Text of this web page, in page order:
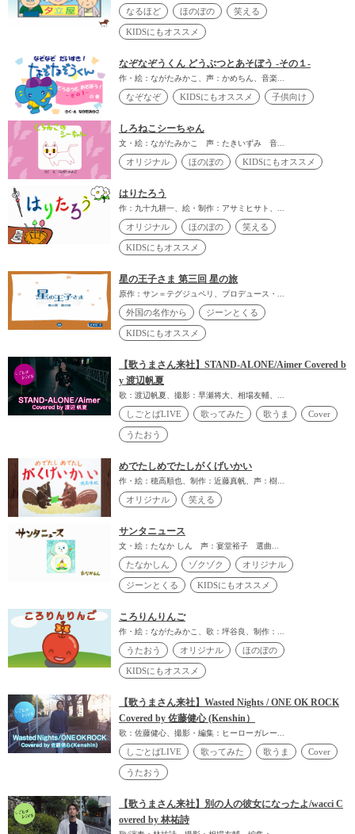
なるほど ほのぼの 笑える
KIDSにもオススメ
なぞなぞうくん どうぶつとあそぼう -その１-
作・絵：ながたみかこ、声：かめちん、音楽...
なぞなぞ KIDSにもオススメ 子供向け
しろねこシーちゃん
文・絵：ながたみかこ 声：たきいずみ 音...
オリジナル ほのぼの KIDSにもオススメ
はりたろう
作：九十九耕一、絵・制作：アサミヒサト、...
オリジナル ほのぼの 笑える
KIDSにもオススメ
星の王子さま 第三回 星の旅
原作：サン＝テグジュペリ、プロデュース・...
外国の名作から ジーンとくる
KIDSにもオススメ
【歌うまさん来社】STAND-ALONE/Aimer Covered b
y 渡辺帆夏
歌：渡辺帆夏、撮影：早瀬将大、相場友輔、...
しごとばLIVE 歌ってみた 歌うま Cover
うたおう
めでたしめでたしがくげいかい
作・絵：穂高順也、制作：近藤真帆、声：樹...
オリジナル 笑える
サンタニュース
文・絵：たなか しん 声：宴堂裕子 選曲...
たなかしん ゾクゾク オリジナル
ジーンとくる KIDSにもオススメ
ころりんりんご
作・絵：ながたみかこ、歌：坪谷良、制作：...
うたおう オリジナル ほのぼの
KIDSにもオススメ
【歌うまさん来社】Wasted Nights / ONE OK ROCK
Covered by 佐藤健心 (Kenshin）
歌：佐藤健心、撮影・編集：ヒーローガレー...
しごとばLIVE 歌ってみた 歌うま Cover
うたおう
【歌うまさん来社】別の人の彼女になったよ/wacci C
overed by 林祐詩